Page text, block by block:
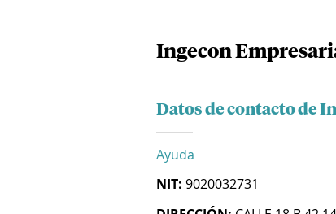
Ingecon
Datos de contacto de
Ayuda
NIT: 9020032731